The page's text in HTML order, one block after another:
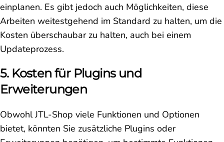
einplanen. Es gibt jedoch auch Möglichkeiten, diese
Arbeiten weitestgehend im Standard zu halten, um die
Kosten überschaubar zu halten, auch bei einem
Updateprozess.
5. Kosten für Plugins und
Erweiterungen
Obwohl JTL-Shop viele Funktionen und Optionen
bietet, könnten Sie zusätzliche Plugins oder